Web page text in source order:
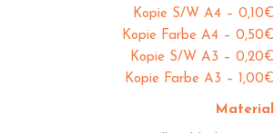
Kopie S/W A4 – 0,10€
Kopie Farbe A4 – 0,50€
Kopie S/W A3 – 0,20€
Kopie Farbe A3 – 1,00€
Material